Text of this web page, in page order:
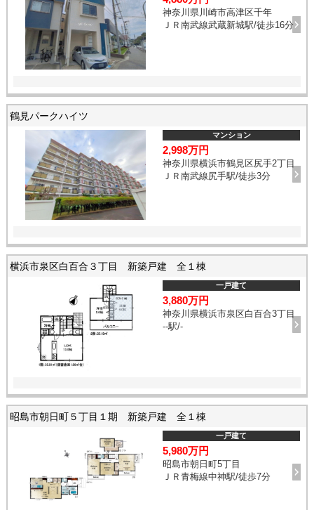
神奈川県川崎市高津区千年
ＪＲ南武線武蔵新城駅/徒歩16分
マンション
2,998万円
神奈川県横浜市鶴見区尻手2丁目
ＪＲ南武線尻手駅/徒歩3分
鶴見パークハイツ
一戸建て
3,880万円
神奈川県横浜市泉区白百合3丁目
--駅/-
横浜市泉区白百合３丁目 新築戸建 全１棟
一戸建て
5,980万円
昭島市朝日町5丁目
ＪＲ青梅線中神駅/徒歩7分
昭島市朝日町５丁目１期 新築戸建 全１棟